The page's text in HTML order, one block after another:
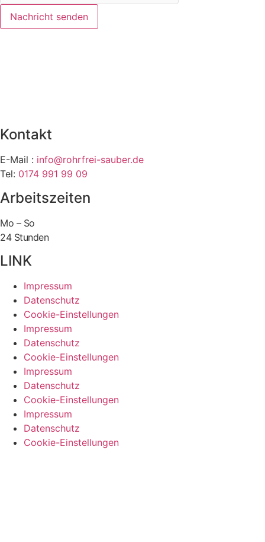
Nachricht senden
Kontakt
E-Mail : info@rohrfrei-sauber.de
Tel: 0174 991 99 09
Arbeitszeiten
Mo – So
24 Stunden
LINK
Impressum
Datenschutz
Cookie-Einstellungen
Impressum
Datenschutz
Cookie-Einstellungen
Impressum
Datenschutz
Cookie-Einstellungen
Impressum
Datenschutz
Cookie-Einstellungen